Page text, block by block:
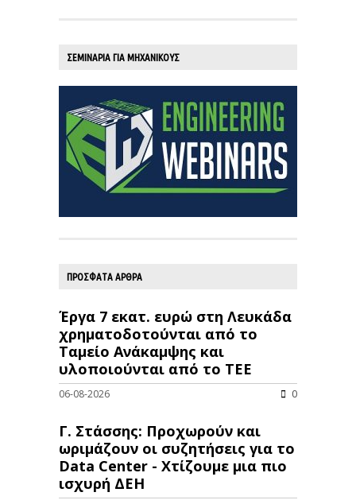
ΣΕΜΙΝΑΡΙΑ ΓΙΑ ΜΗΧΑΝΙΚΟΥΣ
ΠΡΟΣΦΑΤΑ ΑΡΘΡΑ
Έργα 7 εκατ. ευρώ στη Λευκάδα
χρηματοδοτούνται από το
Ταμείο Ανάκαμψης και
υλοποιούνται από το ΤΕΕ
06-08-2026 0
Γ. Στάσσης: Προχωρούν και
ωριμάζουν οι συζητήσεις για το
Data Center - Χτίζουμε μια πιο
ισχυρή ΔΕΗ